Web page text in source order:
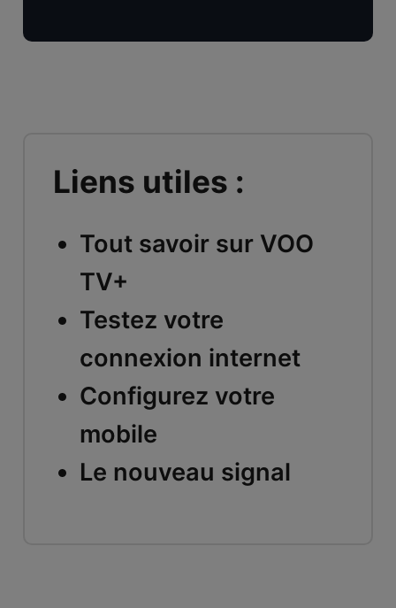
Liens utiles :
Tout savoir sur VOO
TV+
Testez votre
connexion internet
Configurez votre
mobile
Le nouveau signal